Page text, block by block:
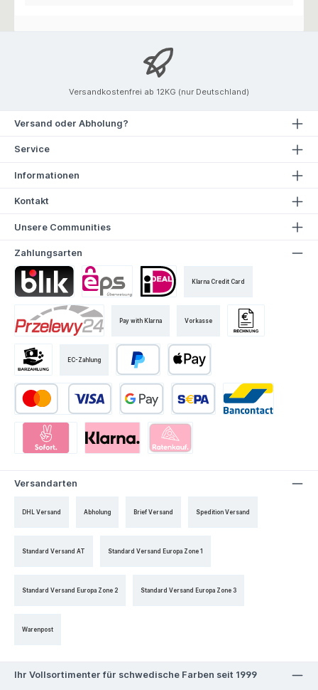
Versandkostenfrei ab 12KG (nur Deutschland)
Versand oder Abholung?
Service
Informationen
Kontakt
Unsere Communities
Zahlungsarten
Klarna Credit Card
Pay with Klarna Vorkasse
EC-Zahlung
Versandarten
DHL Versand Abholung Brief Versand Spedition Versand
Standard Versand AT Standard Versand Europa Zone 1
Standard Versand Europa Zone 2 Standard Versand Europa Zone 3
Warenpost
Ihr Vollsortimenter für schwedische Farben seit 1999